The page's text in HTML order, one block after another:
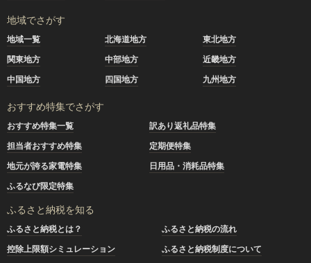
地域でさがす
地域一覧 北海道地方
東北地方
関東地方
中部地方
近畿地方
中国地方
四国地方 九州地方
おすすめ特集でさがす
おすすめ特集一覧
訳あり返礼品特集
担当者おすすめ特集
定期便特集
地元が誇る家電特集
日用品・消耗品特集
ふるなび限定特集
ふるさと納税を知る
ふるさと納税とは？
ふるさと納税の流れ
控除上限額シミュレーション
ふるさと納税制度について